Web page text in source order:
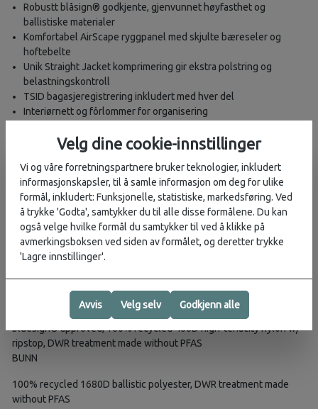
Robustt blåsign® godkjente, gjenvunnet høyfasthet og
ballistiske materialer
Komfortabel AirScape ryggpanel med skjulte bæreseler og
hoftebelte
Unik Straight Jacket komprimering gir ekstra polstring og
belastningskontroll
TSID bagasjeregistrering inkludert med hver del
Interiørnett og fôrlommer for organisering
Spesifikasjoner
One Size
VOLUM 1831 IN3/ 30 L
DIMENSJONER 44H X 37W X 27D CM
Vekt
STOFF
bluesign® approved, 100% recycled 460D high-tenacity nylon w/
ripstop, DWR treatment made without PFAS
BUNN
100% recycled 1680D ballistic polyester, DWR treatment made
without PFAS
Velg dine cookie-innstillinger
Vi og våre forretningspartnere bruker teknologier, inkludert
informasjonskapsler, til å samle informasjon om deg for ulike
formål, inkludert: Funksjonelle, statistiske, markedsføring. Ved
å trykke 'Godta', samtykker du til alle disse formålene. Du kan
også velge hvilke formål du samtykker til ved å klikke på
avmerkingsboksen ved siden av formålet, og deretter trykke
'Lagre innstillinger'.
Avvis Velg selv Godkjenn alle